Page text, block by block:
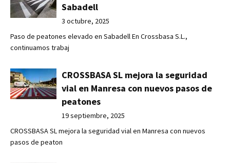
Sabadell
3 octubre, 2025
Paso de peatones elevado en Sabadell En Crossbasa S.L.,
continuamos trabaj
CROSSBASA SL mejora la seguridad
vial en Manresa con nuevos pasos de
peatones
19 septiembre, 2025
CROSSBASA SL mejora la seguridad vial en Manresa con nuevos
pasos de peaton